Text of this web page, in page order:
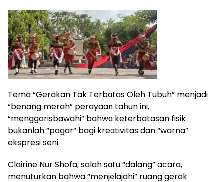
Tema “Gerakan Tak Terbatas Oleh Tubuh” menjadi
“benang merah” perayaan tahun ini,
“menggarisbawahi” bahwa keterbatasan fisik
bukanlah “pagar” bagi kreativitas dan “warna”
ekspresi seni.
Clairine Nur Shofa, salah satu “dalang” acara,
menuturkan bahwa “menjelajahi” ruang gerak